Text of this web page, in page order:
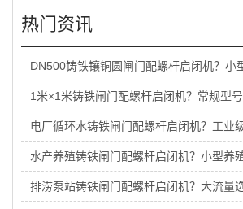
热门资讯
DN500铸铁镶铜圆闸门配螺杆启闭机？小
1米×1米铸铁闸门配螺杆启闭机？常规型
电厂循环水铸铁闸门配螺杆启闭机？工业
水产养殖铸铁闸门配螺杆启闭机？小型养
排涝泵站铸铁闸门配螺杆启闭机？大流量